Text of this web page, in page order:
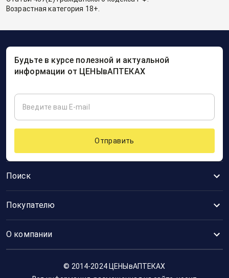
Возрастная категория 18+.
Поиск
Покупателю
О компании
Будьте в курсе полезной и актуальной
информации от ЦЕНЫвАПТЕКАХ
Отправить
© 2014-2024 ЦЕНЫвАПТЕКАХ